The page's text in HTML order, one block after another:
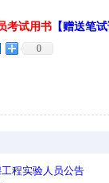
考试用书 【赠送笔
0
程实验人员公告